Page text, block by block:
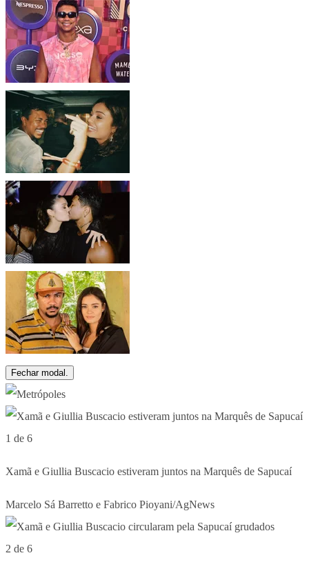
Fechar modal.
1 de 6
Xamã e Giullia Buscacio estiveram juntos na Marquês de Sapucaí
Marcelo Sá Barretto e Fabrico Pioyani/AgNews
2 de 6